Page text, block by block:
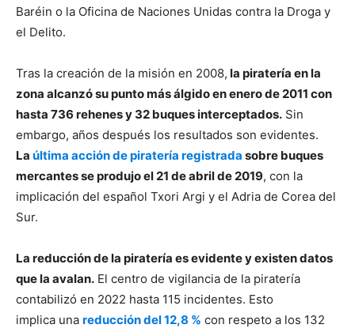
Baréin o la Oficina de Naciones Unidas contra la Droga y
el Delito.
Tras la creación de la misión en 2008, la piratería en la
zona alcanzó su punto más álgido en enero de 2011 con
hasta 736 rehenes y 32 buques interceptados. Sin
embargo, años después los resultados son evidentes.
La última acción de piratería registrada sobre buques
mercantes se produjo el 21 de abril de 2019, con la
implicación del español Txori Argi y el Adria de Corea del
Sur.
La reducción de la piratería es evidente y existen datos
que la avalan. El centro de vigilancia de la piratería
contabilizó en 2022 hasta 115 incidentes. Esto
implica una reducción del 12,8 % con respeto a los 132